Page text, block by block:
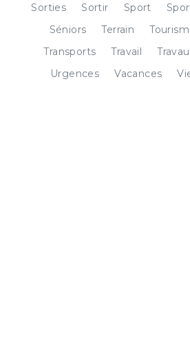
Sorties
Sortir Sport
Séniors
Terrain
Transports
Travail
Urgences
Vacances